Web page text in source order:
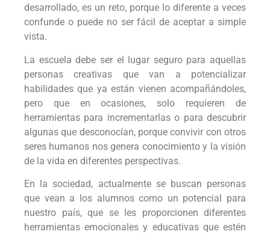
desarrollado, es un reto, porque lo diferente a veces
confunde o puede no ser fácil de aceptar a simple
vista.
La escuela debe ser el lugar seguro para aquellas
personas creativas que van a potencializar
habilidades que ya están vienen acompañándoles,
pero que en ocasiones, solo requieren de
herramientas para incrementarlas o para descubrir
algunas que desconocían, porque convivir con otros
seres humanos nos genera conocimiento y la visión
de la vida en diferentes perspectivas.
En la sociedad, actualmente se buscan personas
que vean a los alumnos como un potencial para
nuestro país, que se les proporcionen diferentes
herramientas emocionales y educativas que estén